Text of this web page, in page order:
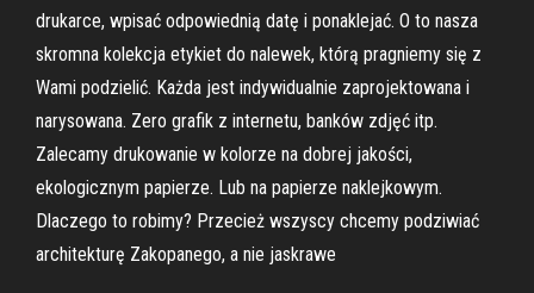
drukarce, wpisać odpowiednią datę i ponaklejać. O to nasza
skromna kolekcja etykiet do nalewek, którą pragniemy się z
Wami podzielić. Każda jest indywidualnie zaprojektowana i
narysowana. Zero grafik z internetu, banków zdjęć itp.
Zalecamy drukowanie w kolorze na dobrej jakości,
ekologicznym papierze. Lub na papierze naklejkowym.
Dlaczego to robimy? Przecież wszyscy chcemy podziwiać
architekturę Zakopanego, a nie jaskrawe